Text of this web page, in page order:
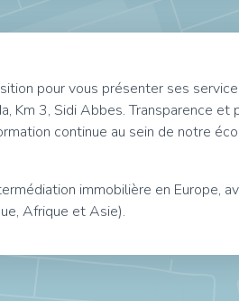
pour vous présenter ses
Km 3, Sidi Abbes. Transparence
continue au sein de notre
immobilière en Europe,
Afrique et Asie).